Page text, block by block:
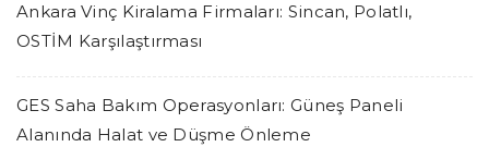
Ankara Vinç Kiralama Firmaları: Sincan, Polatlı,
OSTİM Karşılaştırması
GES Saha Bakım Operasyonları: Güneş Paneli
Alanında Halat ve Düşme Önleme